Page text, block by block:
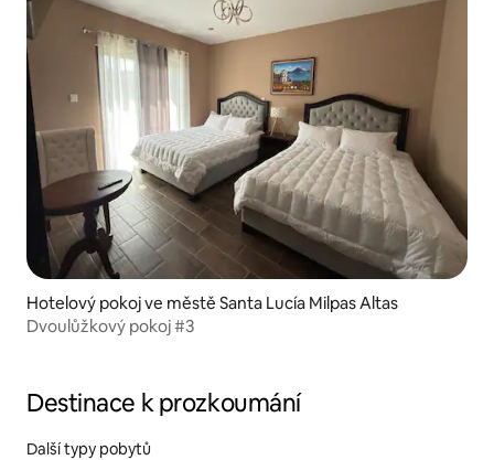
Hotelový pokoj ve městě Santa Lucía Milpas Altas
Dvoulůžkový pokoj #3
Destinace k prozkoumání
Další typy pobytů